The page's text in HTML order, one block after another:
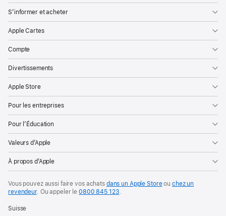
S’informer et acheter
Apple Cartes
Compte
Divertissements
Apple Store
Pour les entreprises
Pour l’Éducation
Valeurs d’Apple
À propos d’Apple
Vous pouvez aussi faire vos achats dans un Apple Storeouchez un
revendeur. Ouappeler le0800 845 123.
Suisse